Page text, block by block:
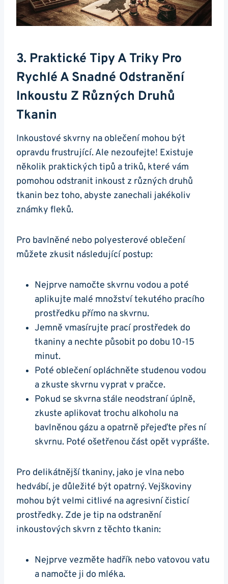
3. Praktické Tipy A Triky Pro
Rychlé A Snadné Odstranění
Inkoustu Z Různých Druhů
Tkanin
Inkoustové skvrny na oblečení mohou být
opravdu frustrující. Ale nezoufejte! Existuje
několik praktických tipů a triků, které vám
pomohou odstranit inkoust z různých druhů
tkanin bez toho, abyste zanechali jakékoliv
známky fleků.
Pro bavlněné nebo polyesterové oblečení
můžete zkusit následující postup:
Nejprve namočte skvrnu vodou a poté
aplikujte malé množství tekutého pracího
prostředku přímo na skvrnu.
Jemně vmasírujte prací prostředek do
tkaniny a nechte působit po dobu 10-15
minut.
Poté oblečení opláchněte studenou vodou
a zkuste skvrnu vyprat v pračce.
Pokud se skvrna stále neodstraní úplně,
zkuste aplikovat trochu alkoholu na
bavlněnou gázu a opatrně přejeďte přes ní
skvrnu. Poté ošetřenou část opět vyprášte.
Pro delikátnější tkaniny, jako je vlna nebo
hedvábí, je důležité být opatrný. Vejškoviny
mohou být velmi citlivé na agresivní čisticí
prostředky. Zde je tip na odstranění
inkoustových skvrn z těchto tkanin:
Nejprve vezměte hadřík nebo vatovou vatu
a namočte ji do mléka.